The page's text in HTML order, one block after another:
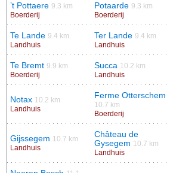
’t Pottaere 9.3 km
Boerderij
Potaarde 9.3 km
Boerderij
Te Lande 9.4 km
Landhuis
Ter Lande 9.4 km
Landhuis
Te Bremt 9.9 km
Boerderij
Succa 10.2 km
Landhuis
Notax 10.2 km
Landhuis
Ferme Otterschem
10.7 km
Boerderij
Gijssegem 10.7 km
Landhuis
Château de
Gysegem 10.7 km
Landhuis